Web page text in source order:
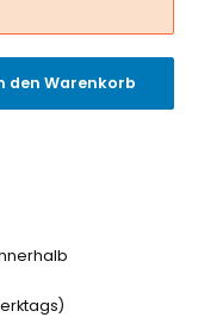
oder benutze die Schaltflächen
den Warenkorb